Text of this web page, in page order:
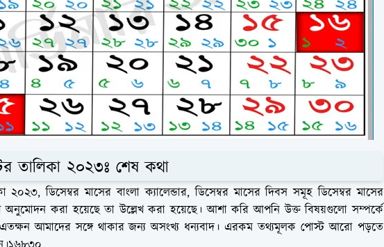
তালিকা ২০২৩ঃ শেষ কথা
২০২৩, ডিসেম্বর মাসের বাংলা ক্যালেন্ডার, ডিসেম্বর মাসের দিবস সমূহ ডিসেম্বর মাসের
অনুমোদন করা হয়েছে তা উল্লেখ করা হয়েছে। আশা করি আপনি উক্ত বিষয়গুলো সম্পর্কে
এতক্ষন আমাদের সঙ্গে থাকার জন্য অসংখ্য ধন্যবাদ। এরকম তথ্যমূলক পোস্ট আরো পড়তে